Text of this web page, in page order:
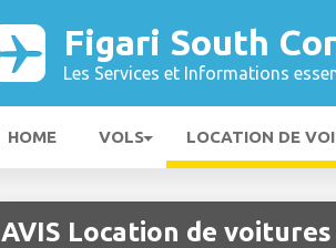
Figari South
Les Services et Informations
HOME VOLS LOCATION DE
AVIS Location de